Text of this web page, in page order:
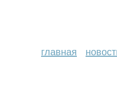
главная